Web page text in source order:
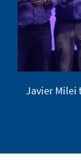
Javier